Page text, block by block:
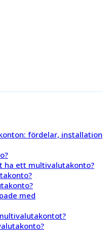
fördelar, installation
ha ett multivalutakonto?
med